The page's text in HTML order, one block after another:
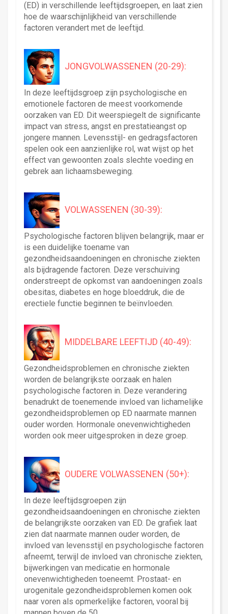
(ED) in verschillende leeftijdsgroepen, en laat zien
hoe de waarschijnlijkheid van verschillende
factoren verandert met de leeftijd.
JONGVOLWASSENEN (20-29):
In deze leeftijdsgroep zijn psychologische en
emotionele factoren de meest voorkomende
oorzaken van ED. Dit weerspiegelt de significante
impact van stress, angst en prestatieangst op
jongere mannen. Levensstijl- en gedragsfactoren
spelen ook een aanzienlijke rol, wat wijst op het
effect van gewoonten zoals slechte voeding en
gebrek aan lichaamsbeweging.
VOLWASSENEN (30-39):
Psychologische factoren blijven belangrijk, maar er
is een duidelijke toename van
gezondheidsaandoeningen en chronische ziekten
als bijdragende factoren. Deze verschuiving
onderstreept de opkomst van aandoeningen zoals
obesitas, diabetes en hoge bloeddruk, die de
erectiele functie beginnen te beïnvloeden.
MIDDELBARE LEEFTIJD (40-49):
Gezondheidsproblemen en chronische ziekten
worden de belangrijkste oorzaak en halen
psychologische factoren in. Deze verandering
benadrukt de toenemende invloed van lichamelijke
gezondheidsproblemen op ED naarmate mannen
ouder worden. Hormonale onevenwichtigheden
worden ook meer uitgesproken in deze groep.
OUDERE VOLWASSENEN (50+):
In deze leeftijdsgroepen zijn
gezondheidsaandoeningen en chronische ziekten
de belangrijkste oorzaken van ED. De grafiek laat
zien dat naarmate mannen ouder worden, de
invloed van levensstijl en psychologische factoren
afneemt, terwijl de invloed van chronische ziekten,
bijwerkingen van medicatie en hormonale
onevenwichtigheden toeneemt. Prostaat- en
urogenitale gezondheidsproblemen komen ook
naar voren als opmerkelijke factoren, vooral bij